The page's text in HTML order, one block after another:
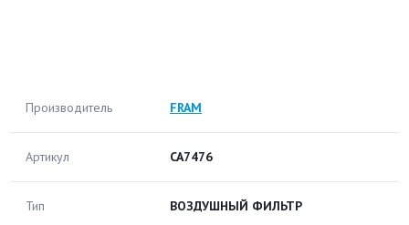
Производитель FRAM
Артикул CA7476
Тип ВОЗДУШНЫЙ ФИЛЬТР